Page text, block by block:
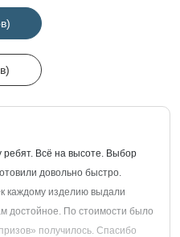
ребят. Всё на высоте. Выбор
довольно быстро.
каждому изделию выдали
достойное. По стоимости было
получилось. Спасибо